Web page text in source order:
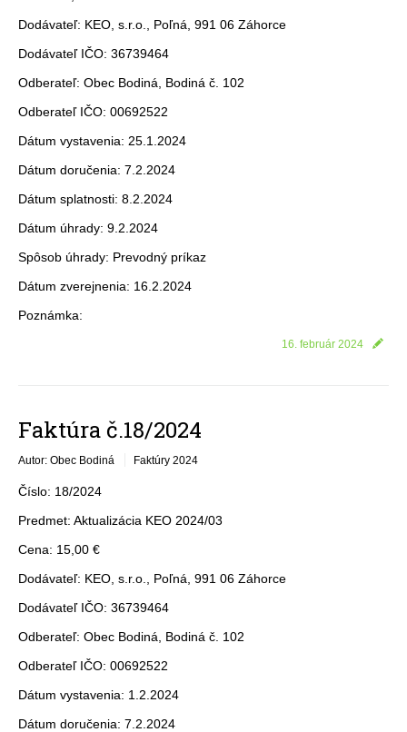
Dodávateľ: KEO, s.r.o., Poľná, 991 06 Záhorce
Dodávateľ IČO: 36739464
Odberateľ: Obec Bodiná, Bodiná č. 102
Odberateľ IČO: 00692522
Dátum vystavenia: 25.1.2024
Dátum doručenia: 7.2.2024
Dátum splatnosti: 8.2.2024
Dátum úhrady: 9.2.2024
Spôsob úhrady: Prevodný príkaz
Dátum zverejnenia: 16.2.2024
Poznámka:
16. február 2024
Faktúra č.18/2024
Autor: Obec Bodiná Faktúry 2024
Číslo: 18/2024
Predmet: Aktualizácia KEO 2024/03
Cena: 15,00 €
Dodávateľ: KEO, s.r.o., Poľná, 991 06 Záhorce
Dodávateľ IČO: 36739464
Odberateľ: Obec Bodiná, Bodiná č. 102
Odberateľ IČO: 00692522
Dátum vystavenia: 1.2.2024
Dátum doručenia: 7.2.2024